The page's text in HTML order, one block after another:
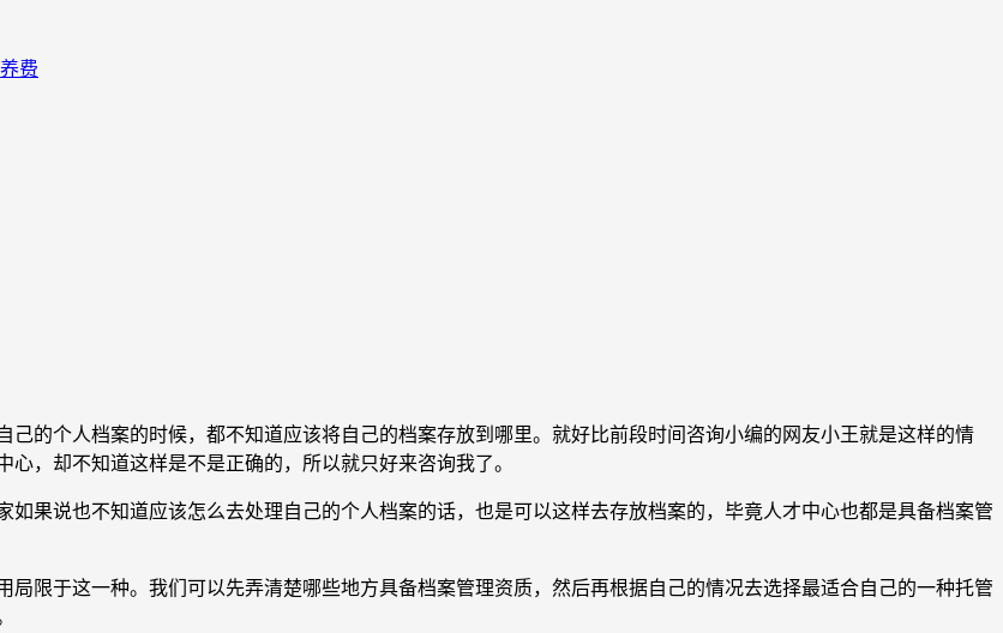
费
的个人档案的时候，都不知道应该将自己的档案存放到哪里。就好比前段时间咨询小编的网友小王就是这样的情
，却不知道这样是不是正确的，所以就只好来咨询我了。
果说也不知道应该怎么去处理自己的个人档案的话，也是可以这样去存放档案的，毕竟人才中心也都是具备档案管
限于这一种。我们可以先弄清楚哪些地方具备档案管理资质，然后再根据自己的情况去选择最适合自己的一种托管